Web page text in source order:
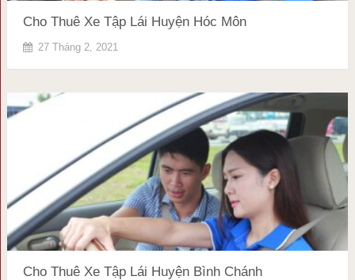
Cho Thuê Xe Tập Lái Huyện Hóc Môn
27 Tháng 2, 2021
Cho Thuê Xe Tập Lái Huyện Bình Chánh